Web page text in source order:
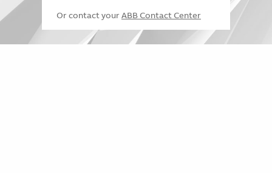
Or contact your ABB Contact Center